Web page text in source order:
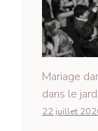
Mariage
dans le
22 juillet